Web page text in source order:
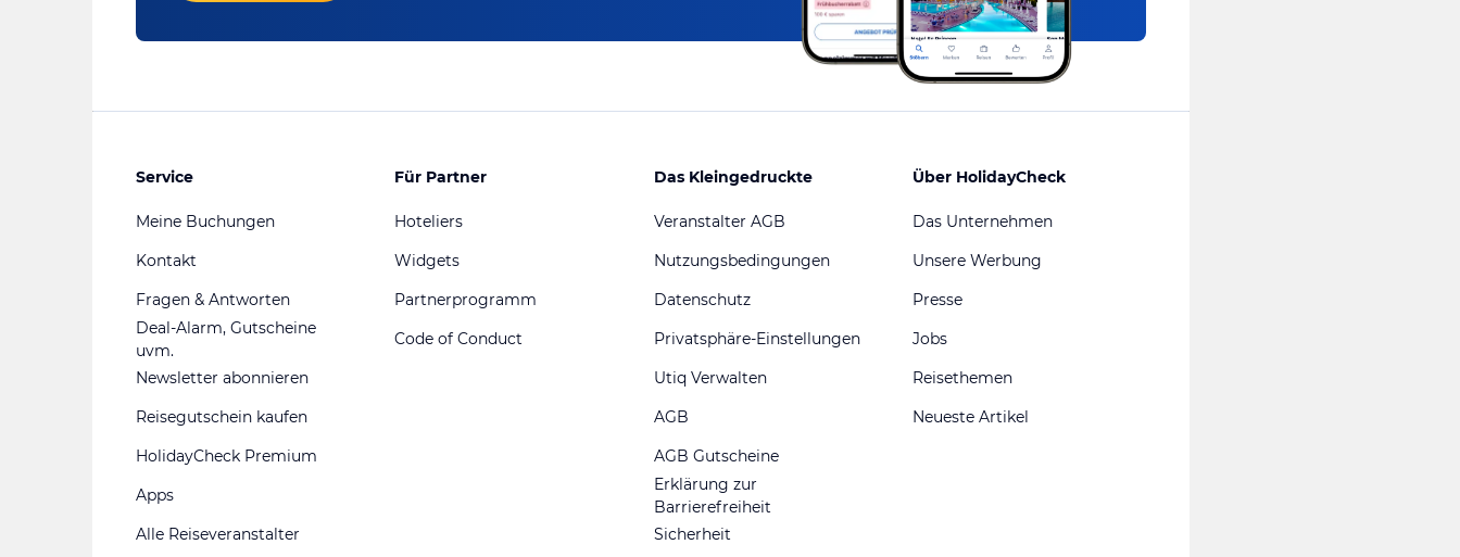
Service
Meine Buchungen
Kontakt
Fragen & Antworten
Deal-Alarm, Gutscheine
uvm.
Newsletter abonnieren
Reisegutschein kaufen
HolidayCheck Premium
Apps
Alle Reiseveranstalter
Für Partner
Hoteliers
Widgets
Partnerprogramm
Code of Conduct
Das Kleingedruckte
Veranstalter AGB
Nutzungsbedingungen
Datenschutz
Privatsphäre-Einstellungen
Utiq Verwalten
AGB
AGB Gutscheine
Erklärung zur
Barrierefreiheit
Sicherheit
Über HolidayCheck
Das Unternehmen
Unsere Werbung
Presse
Jobs
Reisethemen
Neueste Artikel